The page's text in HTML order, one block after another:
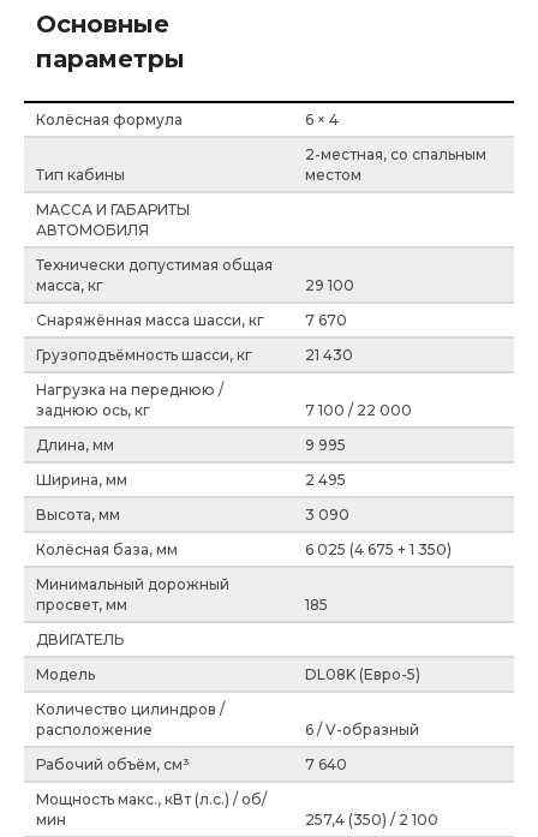
Основные
параметры
Колёсная формула 6 × 4
Тип кабины
2-местная, со спальным
местом
МАССА И ГАБАРИТЫ
АВТОМОБИЛЯ
Технически допустимая общая
масса, кг
29 100
Снаряжённая масса шасси, кг
7 670
Грузоподъёмность шасси, кг
21 430
Нагрузка на переднюю /
заднюю ось, кг
7 100 / 22 000
Длина, мм
9 995
Ширина, мм
2 495
Высота, мм
3 090
Колёсная база, мм
6 025 (4 675 + 1 350)
Минимальный дорожный
просвет, мм
185
ДВИГАТЕЛЬ
Модель
DL08K (Евро-5)
Количество цилиндров /
расположение
6 / V-образный
Рабочий объём, см³
7 640
Мощность макс., кВт (л.с.) / об/
мин
257,4 (350) / 2 100